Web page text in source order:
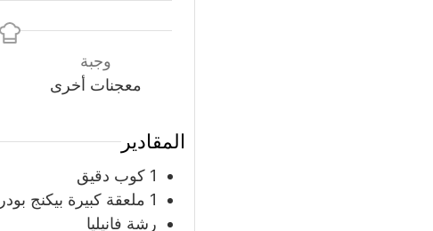
وجبة
معجنات أخرى
المقادير
1 كوب دقيق
1 ملعقة كبيرة بيكنج بودر
رشة فانيليا